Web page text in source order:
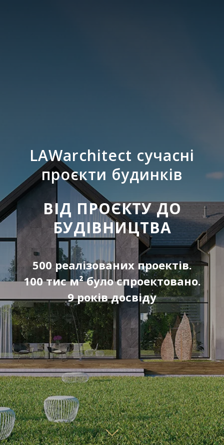
LAWarchitect сучасні
проєкти будинків
ВІД ПРОЄКТУ ДО
БУДІВНИЦТВА
500 реалізованих проектів.
100 тис м² було спроектовано.
9 років досвіду